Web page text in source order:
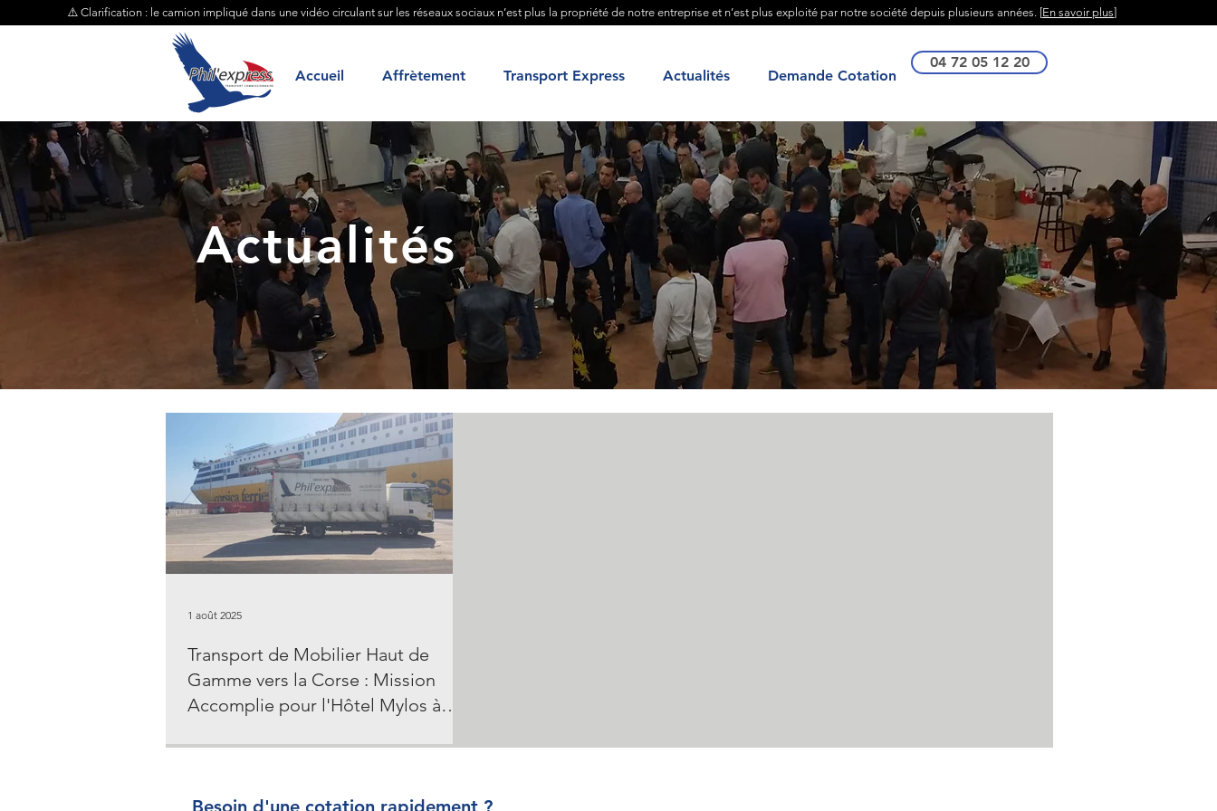
⚠️ Clarification : le camion impliqué dans une vidéo circulant sur les réseaux sociaux n’est plus la propriété de notre entreprise et n’est plus exploité par notre société depuis plusieurs années. [En savoir plus]
Accueil Affrètement Transport Express Actualités Demande Cotation
04 72 05 12 20
Actualités
Transport de Mobilier Haut de
Gamme vers la Corse : Mission
Accomplie pour l'Hôtel Mylos à
1 août 2025
Besoin d'une cotation rapidement ?